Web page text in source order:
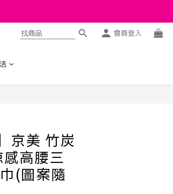
會員登入
京美 竹炭
高腰三
(圖案隨